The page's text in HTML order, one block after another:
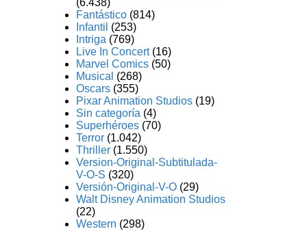
(6.438)
Fantástico (814)
Infantil (253)
Intriga (769)
Live In Concert(16)
Marvel Comics (50)
Musical (268)
Oscars (355)
Pixar Animation Studios (19)
Sin categoría (4)
Superhéroes (70)
Terror (1.042)
Thriller (1.550)
Version-Original-Subtitulada-
V-O-S (320)
Versión-Original-V-O (29)
Walt Disney Animation Studios
(22)
Western (298)